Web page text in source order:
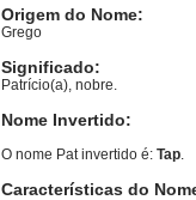
Origem do Nome:
Grego
Significado:
Patrício(a), nobre.
Nome Invertido:
O nome Pat invertido é: Tap.
Características do